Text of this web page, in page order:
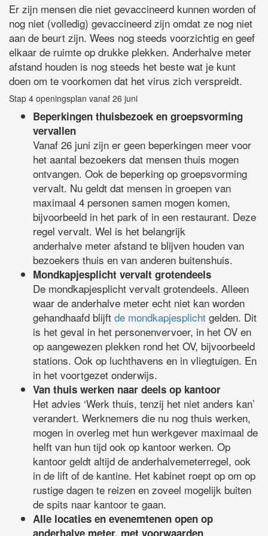
Er zijn mensen die niet gevaccineerd kunnen worden of
nog niet (volledig) gevaccineerd zijn omdat ze nog niet
aan de beurt zijn. Wees nog steeds voorzichtig en geef
elkaar de ruimte op drukke plekken. Anderhalve meter
afstand houden is nog steeds het beste wat je kunt
doen om te voorkomen dat het virus zich verspreidt.
Stap 4 openingsplan vanaf 26 juni
Beperkingen thuisbezoek en groepsvorming
vervallen
Vanaf 26 juni zijn er geen beperkingen meer voor
het aantal bezoekers dat mensen thuis mogen
ontvangen. Ook de beperking op groepsvorming
vervalt. Nu geldt dat mensen in groepen van
maximaal 4 personen samen mogen komen,
bijvoorbeeld in het park of in een restaurant. Deze
regel vervalt. Wel is het belangrijk
anderhalve meter afstand te blijven houden van
bezoekers thuis en van anderen buitenshuis.
Mondkapjesplicht vervalt grotendeels
De mondkapjesplicht vervalt grotendeels. Alleen
waar de anderhalve meter echt niet kan worden
gehandhaafd blijft de mondkapjesplicht gelden. Dit
is het geval in het personenvervoer, in het OV en
op aangewezen plekken rond het OV, bijvoorbeeld
stations. Ook op luchthavens en in vliegtuigen. En
in het voortgezet onderwijs.
Van thuis werken naar deels op kantoor
Het advies ‘Werk thuis, tenzij het niet anders kan’
verandert. Werknemers die nu nog thuis werken,
mogen in overleg met hun werkgever maximaal de
helft van hun tijd ook op kantoor werken. Op
kantoor geldt altijd de anderhalvemeterregel, ook
in de lift of de kantine. Het kabinet roept op om op
rustige dagen te reizen en zoveel mogelijk buiten
de spits naar kantoor te gaan.
Alle locaties en evenemtenen open op
anderhalve meter, met voorwaarden